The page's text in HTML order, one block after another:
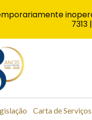
Carta de Serviços